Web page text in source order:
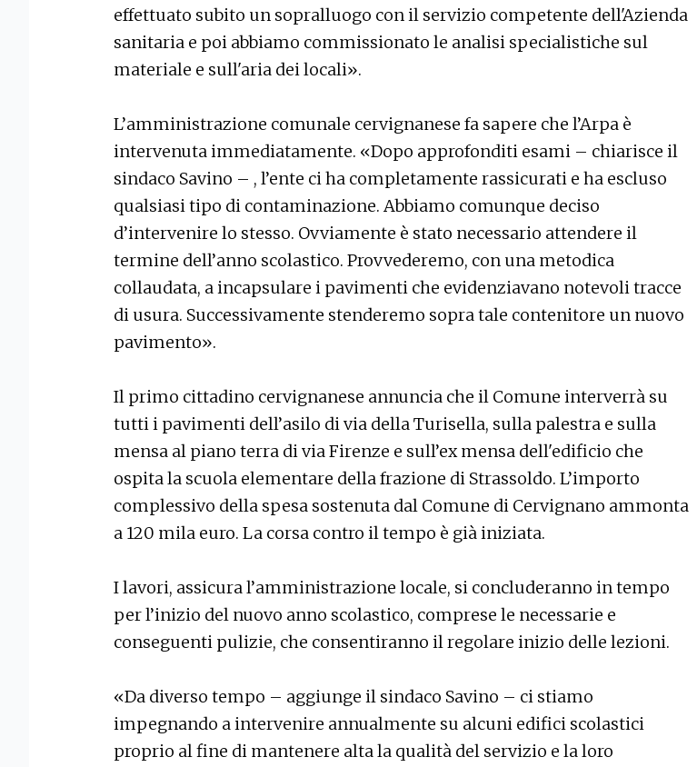
effettuato subito un sopralluogo con il servizio competente dell'Azienda
sanitaria e poi abbiamo commissionato le analisi specialistiche sul
materiale e sull'aria dei locali».
L’amministrazione comunale cervignanese fa sapere che l’Arpa è
intervenuta immediatamente. «Dopo approfonditi esami – chiarisce il
sindaco Savino – , l’ente ci ha completamente rassicurati e ha escluso
qualsiasi tipo di contaminazione. Abbiamo comunque deciso
d’intervenire lo stesso. Ovviamente è stato necessario attendere il
termine dell’anno scolastico. Provvederemo, con una metodica
collaudata, a incapsulare i pavimenti che evidenziavano notevoli tracce
di usura. Successivamente stenderemo sopra tale contenitore un nuovo
pavimento».
Il primo cittadino cervignanese annuncia che il Comune interverrà su
tutti i pavimenti dell’asilo di via della Turisella, sulla palestra e sulla
mensa al piano terra di via Firenze e sull’ex mensa dell'edificio che
ospita la scuola elementare della frazione di Strassoldo. L’importo
complessivo della spesa sostenuta dal Comune di Cervignano ammonta
a 120 mila euro. La corsa contro il tempo è già iniziata.
I lavori, assicura l’amministrazione locale, si concluderanno in tempo
per l’inizio del nuovo anno scolastico, comprese le necessarie e
conseguenti pulizie, che consentiranno il regolare inizio delle lezioni.
«Da diverso tempo – aggiunge il sindaco Savino – ci stiamo
impegnando a intervenire annualmente su alcuni edifici scolastici
proprio al fine di mantenere alta la qualità del servizio e la loro